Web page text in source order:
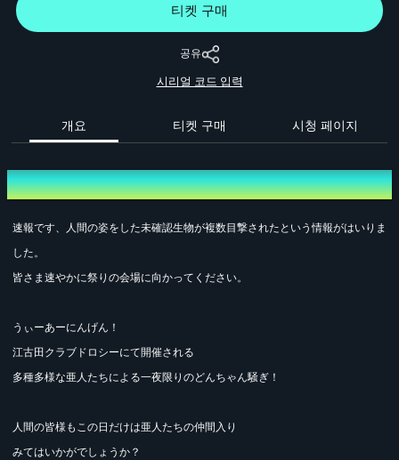
티켓 구매
공유
시리얼 코드 입력
개요 티켓 구매 시청 페이지
개요
速報です、人間の姿をした未確認生物が複数目撃されたという情報がはいりま
した。
皆さま速やかに祭りの会場に向かってください。
うぃーあーにんげん！
江古田クラブドロシーにて開催される
多種多様な亜人たちによる一夜限りのどんちゃん騒ぎ！
人間の皆様もこの日だけは亜人たちの仲間入り
みてはいかがでしょうか？